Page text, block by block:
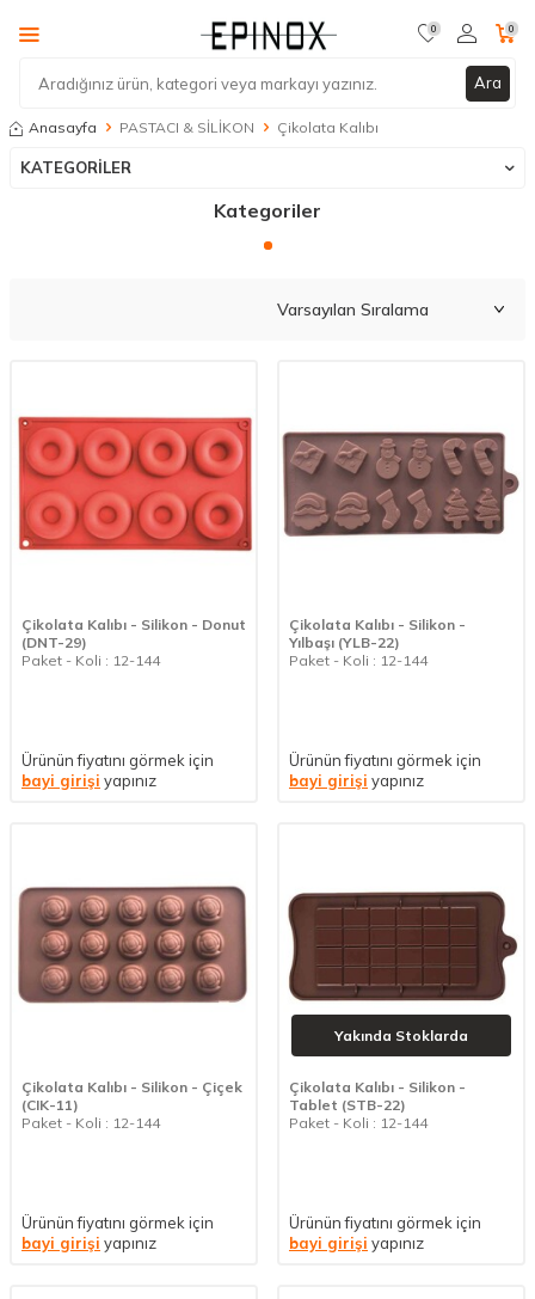
Ara
0 0
Anasayfa PASTACI & SİLİKON Çikolata Kalıbı
KATEGORİLER
Kategoriler
Çikolata Kalıbı - Silikon - Donut
(DNT-29)
Paket - Koli : 12-144
Ürünün fiyatını görmek için
bayi girişi yapınız
Çikolata Kalıbı - Silikon -
Yılbaşı (YLB-22)
Paket - Koli : 12-144
Ürünün fiyatını görmek için
bayi girişi yapınız
Çikolata Kalıbı - Silikon - Çiçek
(CIK-11)
Paket - Koli : 12-144
Ürünün fiyatını görmek için
bayi girişi yapınız
Yakında Stoklarda
Çikolata Kalıbı - Silikon -
Tablet (STB-22)
Paket - Koli : 12-144
Ürünün fiyatını görmek için
bayi girişi yapınız